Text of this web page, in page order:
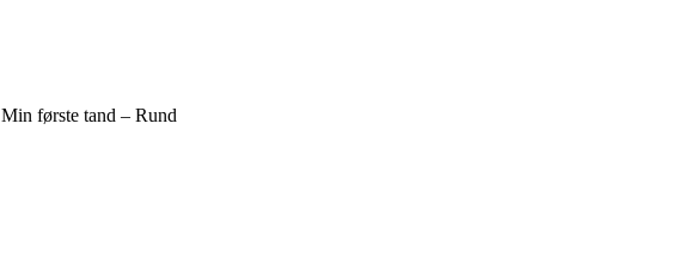
Min første tand – Rund